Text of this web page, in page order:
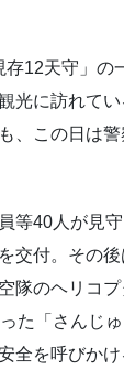
12天守」の
に訪れてい
、この日は
等40人が見
交付。その
隊のヘリコ
た「さんじ
全を呼びかけ